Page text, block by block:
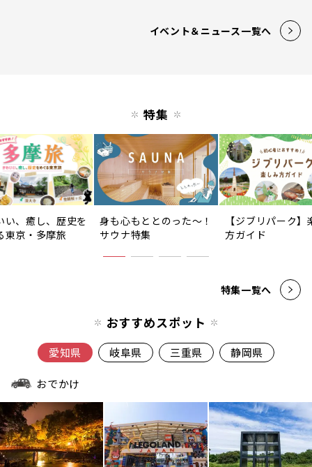
イベント＆ニュース一覧へ
特集
い、癒し、歴史を
東京・多摩旅
身も心もととのった〜！
サウナ特集
【ジブリパーク】
方ガイド
特集一覧へ
おすすめスポット
愛知県 岐阜県 三重県 静岡県
おでかけ